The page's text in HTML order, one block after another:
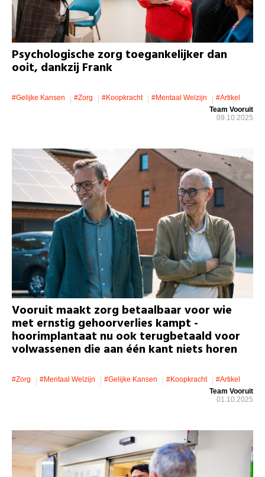
Psychologische zorg toegankelijker dan
ooit, dankzij Frank
#gelijke Kansen #zorg #koopkracht #mentaal Welzijn
#artikel
Team Vooruit
09.10.2025
Vooruit maakt zorg betaalbaar voor wie
met ernstig gehoorverlies kampt -
hoorimplantaat nu ook terugbetaald voor
volwassenen die aan één kant niets horen
#zorg #mentaal Welzijn #gelijke Kansen #koopkracht
#artikel
Team Vooruit
01.10.2025